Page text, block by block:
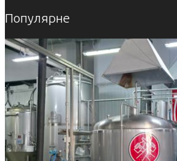
Популярне